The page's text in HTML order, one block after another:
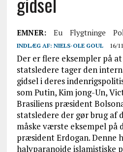
EMNER: Eu Flygtninge
INDLÆG AF: NIELS-OLE GOUL 16/
Der er flere eksempler på
statsledere tager den
gidsel i deres
som Putin, Kim jong-Un,
Brasiliens præsident
statsledere der gør brug af
måske værste eksempel på
præsident Erdogan.
halvparanoide islamistiske